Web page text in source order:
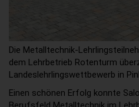
Die Metalltechnik-
dem Lehrbetrieb Rotenturm
Landeslehrlingswettbewerb in
Einen schönen Erfolg konnte